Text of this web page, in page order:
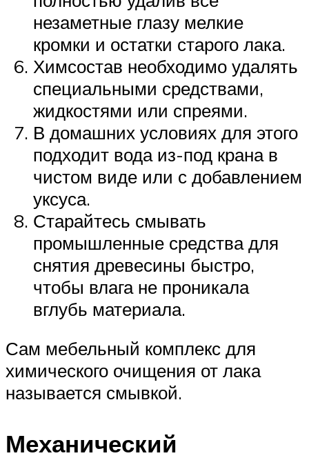
незаметные глазу мелкие
кромки и остатки старого лака.
Химсостав необходимо удалять
специальными средствами,
жидкостями или спреями.
В домашних условиях для этого
подходит вода из-под крана в
чистом виде или с добавлением
уксуса.
Старайтесь смывать
промышленные средства для
снятия древесины быстро,
чтобы влага не проникала
вглубь материала.
Сам мебельный комплекс для
химического очищения от лака
называется смывкой.
Механический